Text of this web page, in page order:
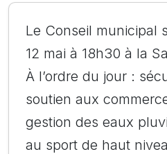
Le Conseil municipal
12 mai à 18h30 à la
À l’ordre du jour :
soutien aux
gestion des eaux
au sport de haut